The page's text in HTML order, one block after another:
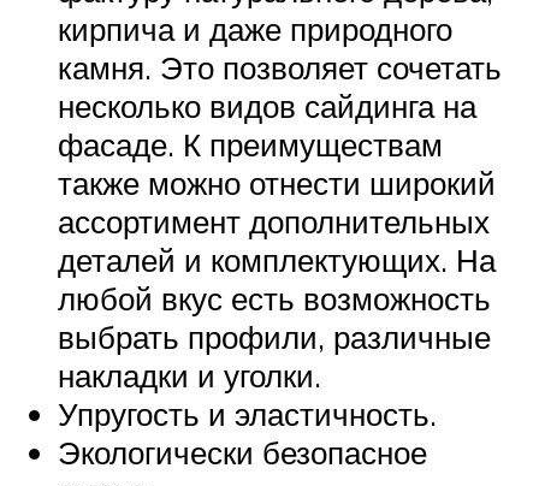
кирпича и даже природного
камня. Это позволяет сочетать
несколько видов сайдинга на
фасаде. К преимуществам
также можно отнести широкий
ассортимент дополнительных
деталей и комплектующих. На
любой вкус есть возможность
выбрать профили, различные
накладки и уголки.
Упругость и эластичность.
Экологически безопасное